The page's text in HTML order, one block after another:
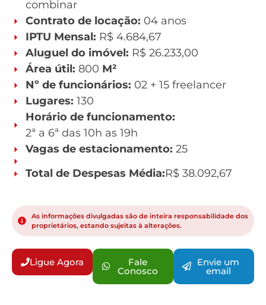
combinar
Contrato de locação: 04 anos
IPTU Mensal: R$ 4.684,67
Aluguel do imóvel: R$ 26.233,00
Área útil: 800 M²
Nº de funcionários: 02 + 15 freelancer
Lugares: 130
Horário de funcionamento:
2ª a 6ª das 10h as 19h
Vagas de estacionamento: 25
Total de Despesas Média:R$ 38.092,67
As informações divulgadas são de inteira responsabilidade dos
proprietários, estando sujeitas à alterações.
Ligue Agora Fale
Conosco
Envie um
email